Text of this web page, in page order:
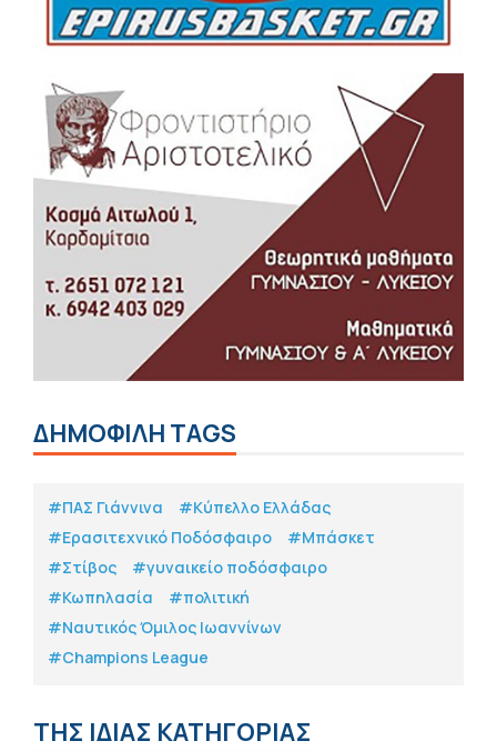
ΔΗΜΟΦΙΛΗ TAGS
#ΠΑΣ Γιάννινα
#Κύπελλο Ελλάδας
#Eρασιτεχνικό Ποδόσφαιρο
#Μπάσκετ
#Στίβος
#γυναικείο ποδόσφαιρο
#Κωπηλασία
#πολιτική
#Ναυτικός Όμιλος Ιωαννίνων
#Champions League
ΤΗΣ ΙΔΙΑΣ ΚΑΤΗΓΟΡΙΑΣ